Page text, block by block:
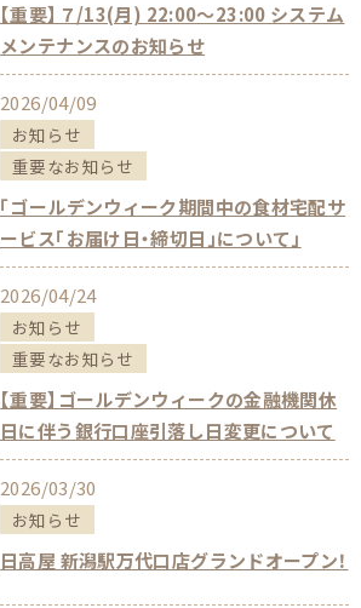
【重要】７/13(月) 22:00～23:00 システム
メンテナンスのお知らせ
2026/04/09
お知らせ
重要なお知らせ
「ゴールデンウィーク期間中の食材宅配サ
ービス「お届け日・締切日」について」
2026/04/24
お知らせ
重要なお知らせ
【重要】ゴールデンウィークの金融機関休
日に伴う銀行口座引落し日変更について
2026/03/30
お知らせ
日高屋 新潟駅万代口店グランドオープン！